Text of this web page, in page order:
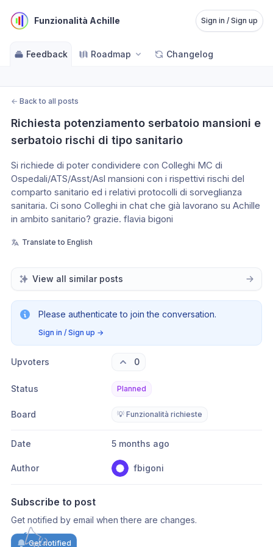
Funzionalità Achille Sign in / Sign up
Feedback Roadmap Changelog
← Back to all posts
Richiesta potenziamento serbatoio mansioni e
serbatoio rischi di tipo sanitario
Si richiede di poter condividere con Colleghi MC di
Ospedali/ATS/Asst/Asl mansioni con i rispettivi rischi del
comparto sanitario ed i relativi protocolli di sorveglianza
sanitaria. Ci sono Colleghi in chat che già lavorano su Achille
in ambito sanitario? grazie. flavia bigoni
Translate to English
View all similar posts
Please authenticate to join the conversation.
Sign in / Sign up →
Upvoters 0
Status Planned
Board 💡 Funzionalità richieste
Date 5 months ago
Author fbigoni
Subscribe to post
Get notified by email when there are changes.
Get notified